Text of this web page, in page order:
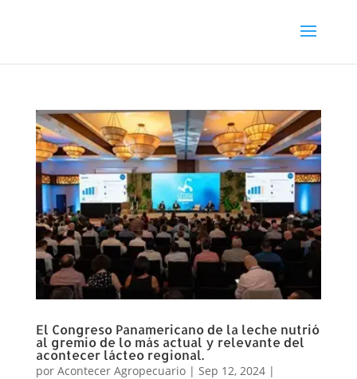
El Congreso Panamericano de la leche nutrió
al gremio de lo más actual y relevante del
acontecer lácteo regional.
por Acontecer Agropecuario| Sep 12, 2024|